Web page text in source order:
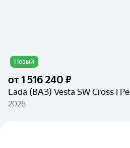
Новый
от1 516 240 ₽
Lada (ВАЗ) Vesta SW Cross I
2026